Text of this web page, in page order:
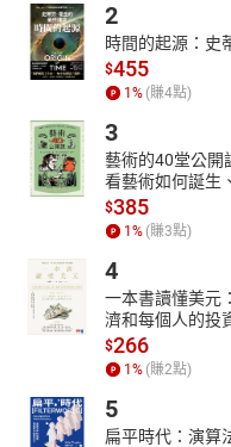
2
時間的起源：史
$455
1 % (賺4點)
3
藝術的40堂公開
看藝術如何誕生
$385
1 % (賺3點)
4
一本書讀懂美元
濟和每個人的投
$266
1 % (賺2點)
5
扁平時代：演算